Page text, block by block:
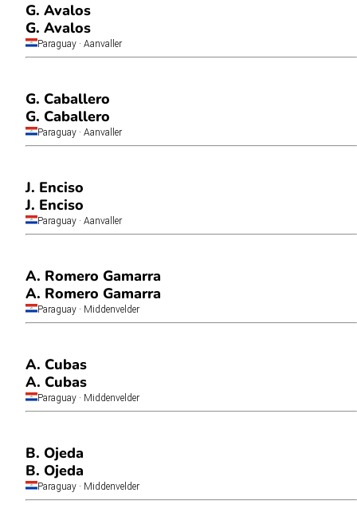
G. Avalos
G. Avalos
Paraguay · Aanvaller
G. Caballero
G. Caballero
Paraguay · Aanvaller
J. Enciso
J. Enciso
Paraguay · Aanvaller
A. Romero Gamarra
A. Romero Gamarra
Paraguay · Middenvelder
A. Cubas
A. Cubas
Paraguay · Middenvelder
B. Ojeda
B. Ojeda
Paraguay · Middenvelder